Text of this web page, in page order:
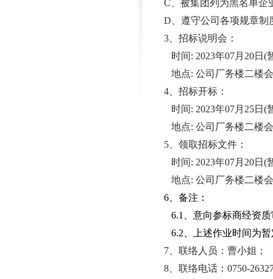
C、被集团列为黑名单企
D、遵守公司各项规章制
3、招标说明会：
时间: 2023年07月20日(
地点: 公司厂务楼二楼
4、招标开标：
时间: 2023年07月25日(
地点: 公司厂务楼二楼
5、领取招标文件：
时间: 2023年07月20日(
地点: 公司厂务楼二楼
6、备注：
6.1、意向参标商经资
6.2、上述作业时间为
7、联络人员：曹小姐；
8、联络电话：0750-